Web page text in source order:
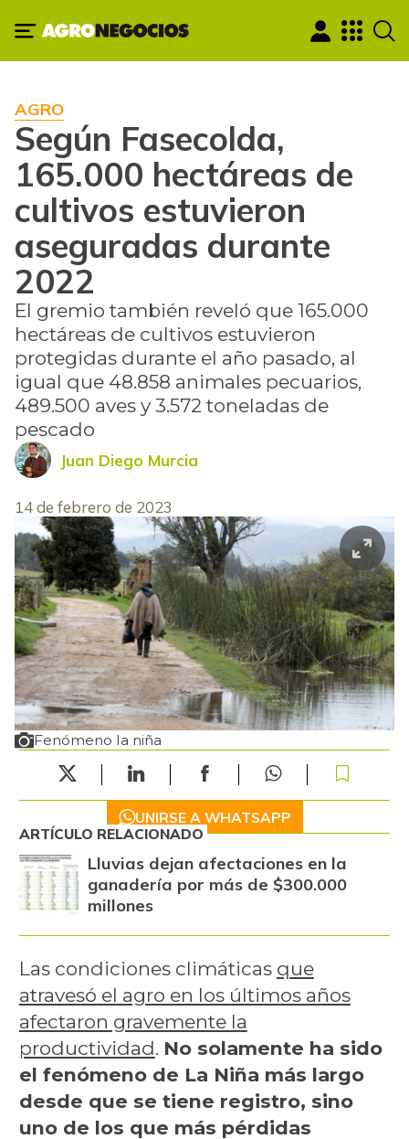
AGRO
Según Fasecolda,
165.000 hectáreas de
cultivos estuvieron
aseguradas durante
2022
El gremio también reveló que 165.000
hectáreas de cultivos estuvieron
protegidas durante el año pasado, al
igual que 48.858 animales pecuarios,
489.500 aves y 3.572 toneladas de
pescado
Juan Diego Murcia
14 de febrero de 2023
Fenómeno la niña
UNIRSE A WHATSAPP
ARTÍCULO RELACIONADO
Lluvias dejan afectaciones en la
ganadería por más de $300.000
millones
Las condiciones climáticas que
atravesó el agro en los últimos años
afectaron gravemente la
productividad. No solamente ha sido
el fenómeno de La Niña más largo
desde que se tiene registro, sino
uno de los que más pérdidas